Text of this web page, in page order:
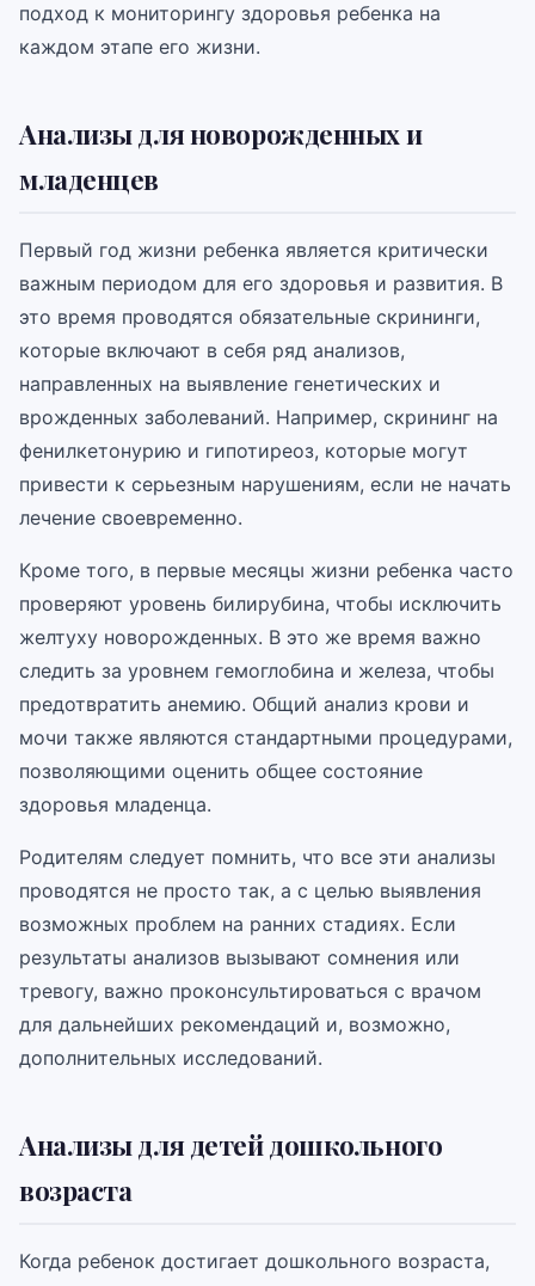
подход к мониторингу здоровья ребенка на
каждом этапе его жизни.
Анализы для новорожденных и
младенцев
Первый год жизни ребенка является критически
важным периодом для его здоровья и развития. В
это время проводятся обязательные скрининги,
которые включают в себя ряд анализов,
направленных на выявление генетических и
врожденных заболеваний. Например, скрининг на
фенилкетонурию и гипотиреоз, которые могут
привести к серьезным нарушениям, если не начать
лечение своевременно.
Кроме того, в первые месяцы жизни ребенка часто
проверяют уровень билирубина, чтобы исключить
желтуху новорожденных. В это же время важно
следить за уровнем гемоглобина и железа, чтобы
предотвратить анемию. Общий анализ крови и
мочи также являются стандартными процедурами,
позволяющими оценить общее состояние
здоровья младенца.
Родителям следует помнить, что все эти анализы
проводятся не просто так, а с целью выявления
возможных проблем на ранних стадиях. Если
результаты анализов вызывают сомнения или
тревогу, важно проконсультироваться с врачом
для дальнейших рекомендаций и, возможно,
дополнительных исследований.
Анализы для детей дошкольного
возраста
Когда ребенок достигает дошкольного возраста,